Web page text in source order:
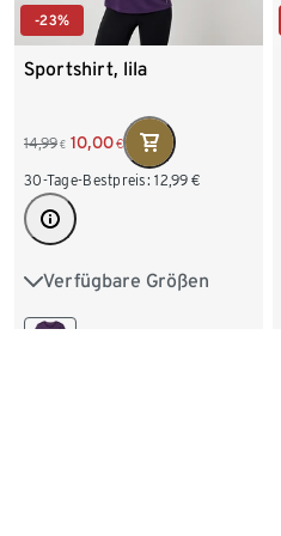
-23%
Sportshirt, lila
14,99 € 10,00€
30-Tage-Bestpreis: 12,99 €
Verfügbare Größen
XS 32/34 S 36/38
M 40/42